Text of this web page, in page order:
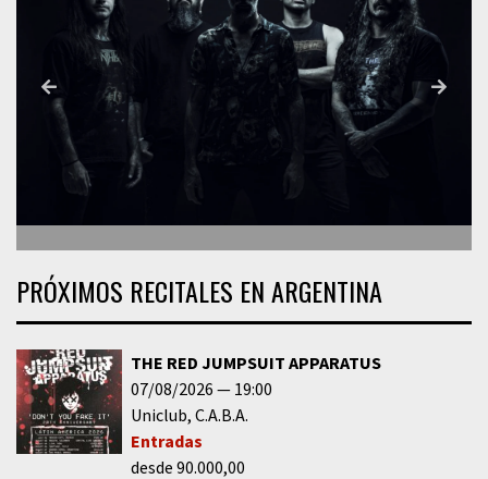
PRÓXIMOS RECITALES EN ARGENTINA
THE RED JUMPSUIT APPARATUS
07/08/2026
19:00
Uniclub C.A.B.A.
Entradas
desde 90.000,00